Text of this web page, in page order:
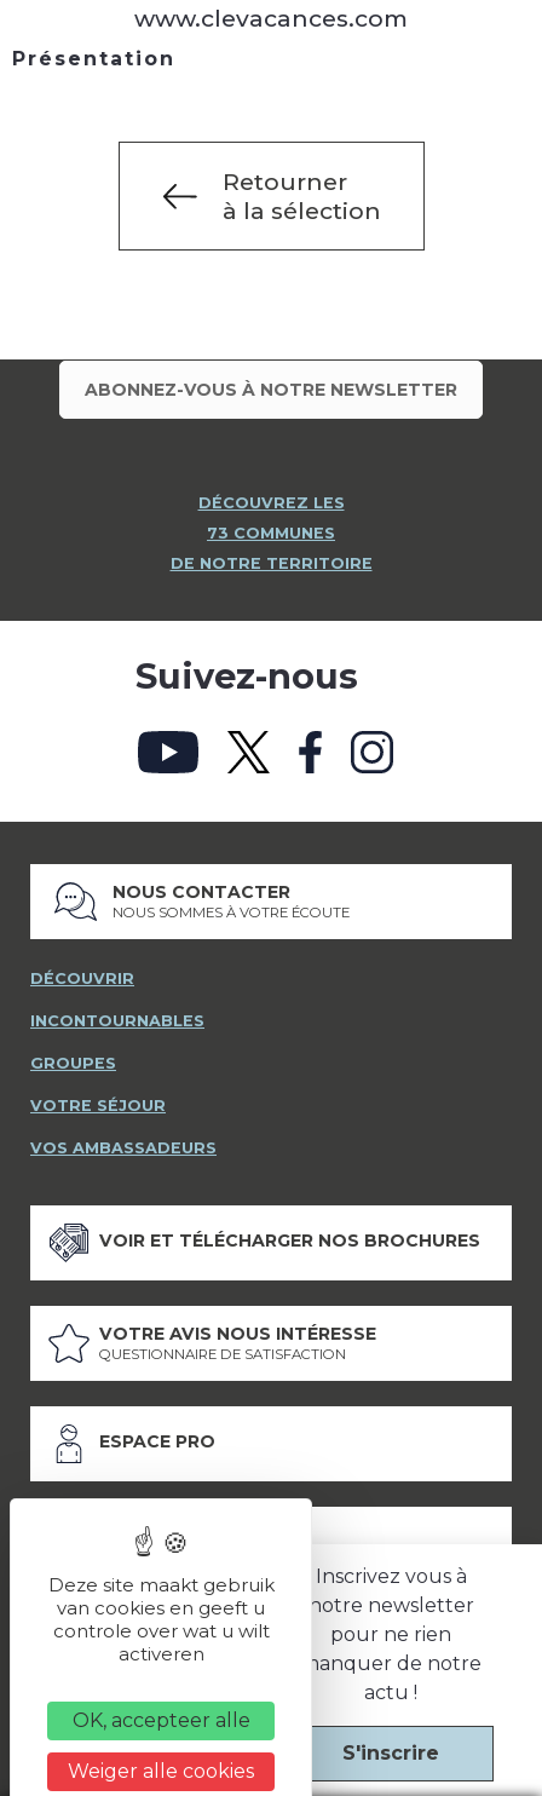
www.clevacances.com
Présentation
Retourner
à la sélection
Inscrivez vous à
notre newsletter
pour ne rien
manquer de notre
actu !
S'inscrire
ABONNEZ-VOUS À NOTRE NEWSLETTER
DÉCOUVREZ LES
73 COMMUNES
DE NOTRE TERRITOIRE
Suivez-nous
NOUS CONTACTER
NOUS SOMMES À VOTRE ÉCOUTE
DÉCOUVRIR
INCONTOURNABLES
GROUPES
VOTRE SÉJOUR
VOS AMBASSADEURS
VOIR ET TÉLÉCHARGER NOS BROCHURES
VOTRE AVIS NOUS INTÉRESSE
QUESTIONNAIRE DE SATISFACTION
ESPACE PRO
ESPACE PRESSE
LES PARTENAIRES
Politique de confidentialité
Une réalisation
Deze site maakt gebruik
van cookies en geeft u
controle over wat u wilt
activeren
OK, accepteer alle
Weiger alle cookies